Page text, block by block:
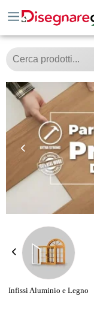
Infissi Aluminio e Legno